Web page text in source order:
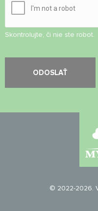
Skontrolujte, či nie ste robot.
© 2022-2026.